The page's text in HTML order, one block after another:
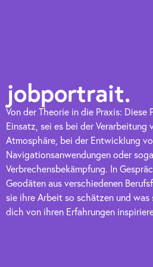
jobportrait.
Von der Theorie in die Praxis:
Einsatz, sei es bei der Verarbeitung
Atmosphäre, bei der Entwicklung
Navigationsanwendungen oder
Verbrechensbekämpfung. In
Geodäten aus verschiedenen
sie ihre Arbeit so schätzen und
dich von ihren Erfahrungen